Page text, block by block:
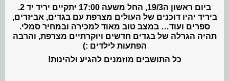
ביום ראשון ה19/3, החל משעה 17:00 יתקיים יריד יד 2.
ביריד יהיו דוכנים של העולים מצרפת עם בגדים, אביזרים,
ספרים ועוד… במצב טוב מאוד למכירה ובמחיר סמלי.
תהיה הגרלה של בגדים חדשים ויוקרתיים מצרפת, והרבה
הפתעות לילדים :)
כל התושבים מוזמנים להגיע ולהינות!